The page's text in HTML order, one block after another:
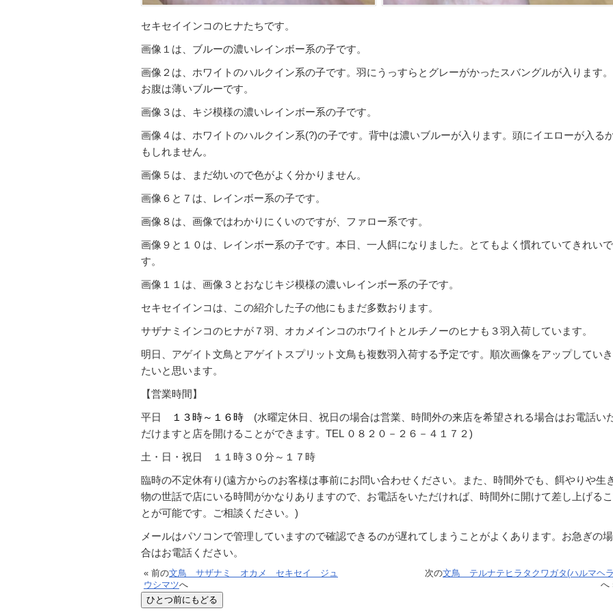
セキセイインコのヒナたちです。
画像１は、ブルーの濃いレインボー系の子です。
画像２は、ホワイトのハルクイン系の子です。羽にうっすらとグレーがかったスバングルが入ります。
お腹は薄いブルーです。
画像３は、キジ模様の濃いレインボー系の子です。
画像４は、ホワイトのハルクイン系(?)の子です。背中は濃いブルーが入ります。頭にイエローが入る
もしれません。
画像５は、まだ幼いので色がよく分かりません。
画像６と７は、レインボー系の子です。
画像８は、画像ではわかりにくいのですが、ファロー系です。
画像９と１０は、レインボー系の子です。本日、一人餌になりました。とてもよく慣れていてきれいで
す。
画像１１は、画像３とおなじキジ模様の濃いレインボー系の子です。
セキセイインコは、この紹介した子の他にもまだ多数おります。
サザナミインコのヒナが７羽、オカメインコのホワイトとルチノーのヒナも３羽入荷しています。
明日、アゲイト文鳥とアゲイトスプリット文鳥も複数羽入荷する予定です。順次画像をアップしていき
たいと思います。
【営業時間】
平日
１３時～１６時 (水曜定休日、祝日の場合は営業、時間外の来店を希望される場合はお電話い
だけますと店を開けることができます。TEL ０８２０－２６－４１７２)
土・日・祝日 １１時３０分～１７時
臨時の不定休有り(遠方からのお客様は事前にお問い合わせください。また、時間外でも、餌やりや生
物の世話で店にいる時間がかなりありますので、お電話をいただければ、時間外に開けて差し上げるこ
とが可能です。ご相談ください。)
メールはパソコンで管理していますので確認できるのが遅れてしまうことがよくあります。お急ぎの場
合はお電話ください。
« 前の文鳥 サザナミ オカメ セキセイ ジュ
ウシマツへ
次の文鳥 テルナテヒラタクワガタ(ハルマヘ
へ